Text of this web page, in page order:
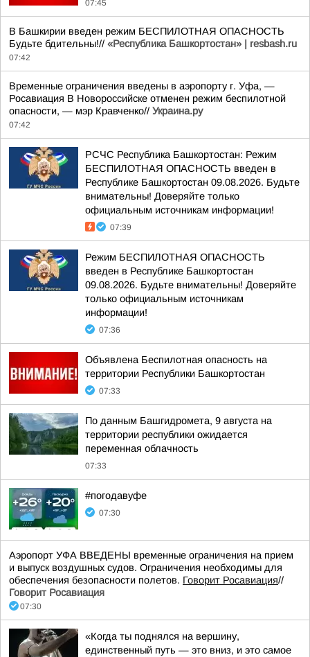
07:45
В Башкирии введен режим БЕСПИЛОТНАЯ ОПАСНОСТЬ
Будьте бдительны!// «Республика Башкортостан» | resbash.ru
07:42
Временные ограничения введены в аэропорту г. Уфа, —
Росавиация В Новороссийске отменен режим беспилотной
опасности, — мэр Кравченко// Украина.ру
07:42
РСЧС Республика Башкортостан: Режим
БЕСПИЛОТНАЯ ОПАСНОСТЬ введен в
Республике Башкортостан 09.08.2026. Будьте
внимательны! Доверяйте только
официальным источникам информации!
07:39
Режим БЕСПИЛОТНАЯ ОПАСНОСТЬ
введен в Республике Башкортостан
09.08.2026. Будьте внимательны! Доверяйте
только официальным источникам
информации!
07:36
Объявлена Беспилотная опасность на
территории Республики Башкортостан
07:33
По данным Башгидромета, 9 августа на
территории республики ожидается
переменная облачность
07:33
#погодавуфе
07:30
Аэропорт УФА ВВЕДЕНЫ временные ограничения на прием
и выпуск воздушных судов. Ограничения необходимы для
обеспечения безопасности полетов. Говорит Росавиация//
Говорит Росавиация
07:30
«Когда ты поднялся на вершину,
единственный путь — это вниз, и это самое